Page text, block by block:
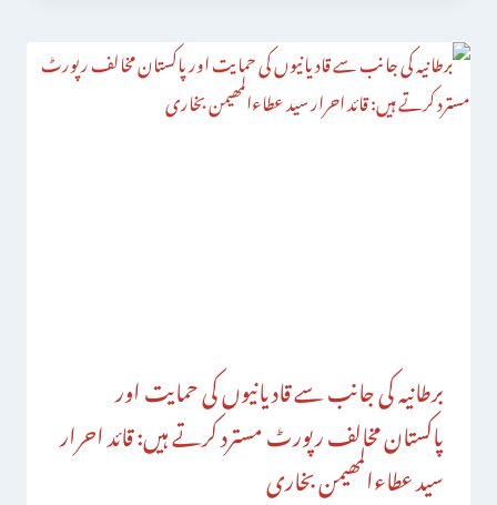
برطانیہ کی جانب سے قادیانیوں کی حمایت اور
پاکستان مخالف رپورٹ مسترد کرتے ہیں: قائد احرار
سید عطاءالمھیمن بخاری